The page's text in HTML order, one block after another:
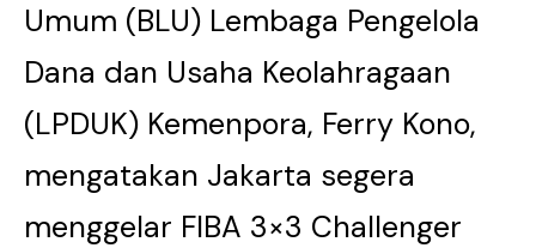
Umum (BLU) Lembaga Pengelola
Dana dan Usaha Keolahragaan
(LPDUK) Kemenpora, Ferry Kono,
mengatakan Jakarta segera
menggelar FIBA 3×3 Challenger